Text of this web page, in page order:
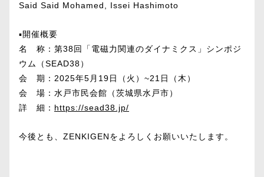
Said Said Mohamed, Issei Hashimoto
▪️開催概要
名 称：第38回「電磁力関連のダイナミクス」シンポジ
ウム（SEAD38）
会 期：2025年5月19日（火）~21日（木）
会 場：水戸市民会館（茨城県水戸市）
詳 細： https://sead38.jp/
今後とも、ZENKIGENをよろしくお願いいたします。